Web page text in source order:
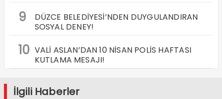
9
DÜZCE BELEDİYESİ’NDEN DUYGULANDIRAN
SOSYAL DENEY!
10 VALİ ASLAN’DAN 10 NİSAN POLİS HAFTASI
KUTLAMA MESAJI!
İlgili Haberler